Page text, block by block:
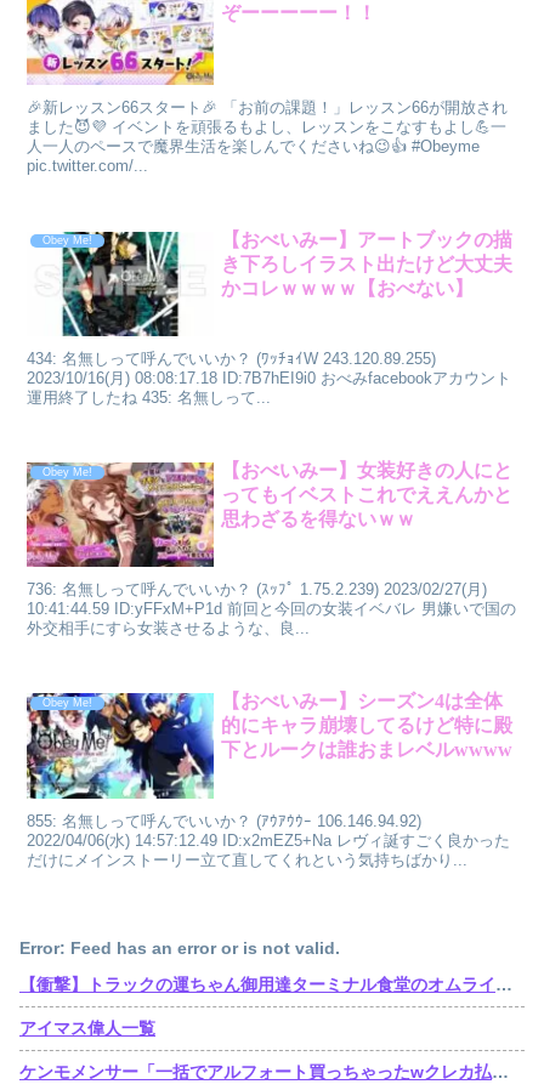
ぞーーーーー！！
🎉新レッスン66スタート🎉 「お前の課題！」レッスン66が開放され
ました😈💜 イベントを頑張るもよし、レッスンをこなすもよし💪一
人一人のペースで魔界生活を楽しんでくださいね😉👍 #Obeyme
pic.twitter.com/...
Obey Me!
【おべいみー】アートブックの描
き下ろしイラスト出たけど大丈夫
かコレｗｗｗｗ【おべない】
434: 名無しって呼んでいいか？ (ﾜｯﾁｮｲW 243.120.89.255)
2023/10/16(月) 08:08:17.18 ID:7B7hEI9i0 おべみfacebookアカウント
運用終了したね 435: 名無しって...
Obey Me!
【おべいみー】女装好きの人にと
ってもイベストこれでええんかと
思わざるを得ないｗｗ
736: 名無しって呼んでいいか？ (ｽｯﾌﾟ 1.75.2.239) 2023/02/27(月)
10:41:44.59 ID:yFFxM+P1d 前回と今回の女装イベバレ 男嫌いで国の
外交相手にすら女装させるような、良...
Obey Me!
【おべいみー】シーズン4は全体
的にキャラ崩壊してるけど特に殿
下とルークは誰おまレベルwwww
855: 名無しって呼んでいいか？ (ｱｳｱｳｳｰ 106.146.94.92)
2022/04/06(水) 14:57:12.49 ID:x2mEZ5+Na レヴィ誕すごく良かった
だけにメインストーリー立て直してくれという気持ちばかり...
Error: Feed has an error or is not valid.
【衝撃】トラックの運ちゃん御用達ターミナル食堂のオムライスが強すぎるｗｗｗｗｗ(※画像あり)
アイマス偉人一覧
ケンモメンサー「一括でアルフォート買っちゃったwクレカ払いで来月の俺ごめんねー」銀行「デビットカードなんで即時引き落としです」